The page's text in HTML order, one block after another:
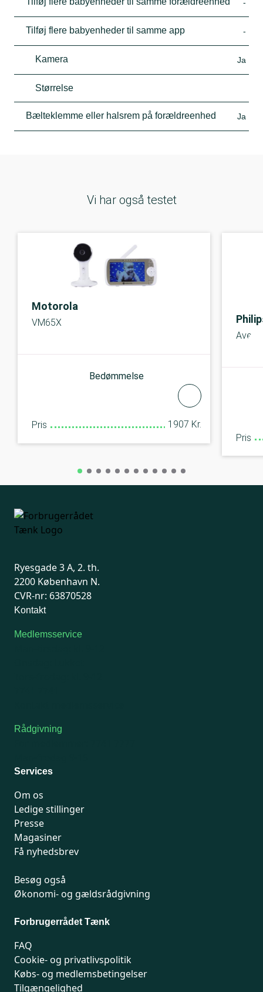
-
Tilføj flere babyenheder til samme app -
Kamera Ja
Størrelse
Bælteklemme eller halsrem på forældreenhed Ja
Vi har også testet
Motorola
VM65X
Bedømmelse
Pris 1907 Kr.
Avent
Pris
Ryesgade 3 A, 2. th.
2200 København N.
CVR-nr: 63870528
Kontakt
Medlemsservice
Rådgivning
Services
Om os
Ledige stillinger
Presse
Magasiner
Få nyhedsbrev
Besøg også
Økonomi- og gældsrådgivning
Forbrugerrådet Tænk
FAQ
Cookie- og privatlivspolitik
Købs- og medlemsbetingelser
Tilgængelighed